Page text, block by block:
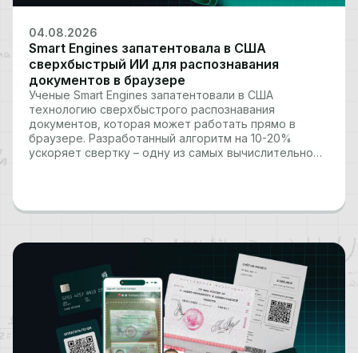
04.08.2026
Smart Engines запатентовала в США
сверхбыстрый ИИ для распознавания
документов в браузере
Ученые Smart Engines запатентовали в США
технологию сверхбыстрого распознавания
документов, которая может работать прямо в
браузере. Разработанный алгоритм на 10-20%
ускоряет свертку – одну из самых вычислительно
компьютерного зрения, включая распознавание